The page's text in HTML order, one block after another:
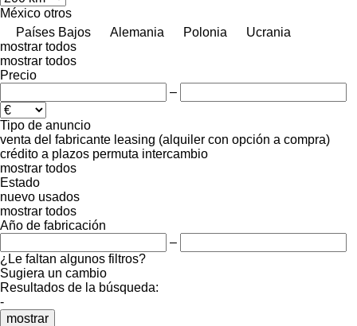
México otros
Países Bajos
Alemania Polonia
Ucrania
mostrar todos
mostrar todos
Precio
–
Tipo de anuncio
venta del fabricante leasing (alquiler con opción a compra)
crédito a plazos permuta intercambio
mostrar todos
Estado
nuevo usados
mostrar todos
Año de fabricación
–
¿Le faltan algunos filtros?
Sugiera un cambio
Resultados de la búsqueda:
-
mostrar